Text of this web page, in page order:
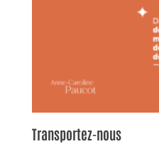
Transportez-nous